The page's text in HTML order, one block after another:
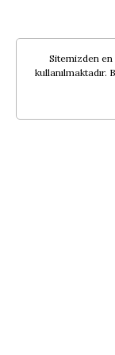
Sitemizden
kullanılmaktadır.